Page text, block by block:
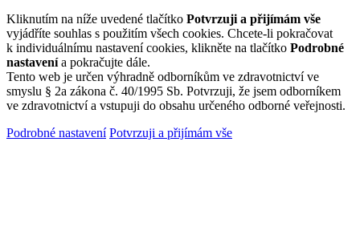
Kliknutím na níže uvedené tlačítko Potvrzuji a přijímám vše
vyjádříte souhlas s použitím všech cookies. Chcete-li pokračovat
k individuálnímu nastavení cookies, klikněte na tlačítko Podrobné
nastavenía pokračujte dále.
Tento web je určen výhradně odborníkům ve zdravotnictví ve
smyslu § 2a zákona č. 40/1995 Sb. Potvrzuji, že jsem odborníkem
ve zdravotnictví a vstupuji do obsahu určeného odborné veřejnosti.
Podrobné nastavení Potvrzuji a přijímám vše